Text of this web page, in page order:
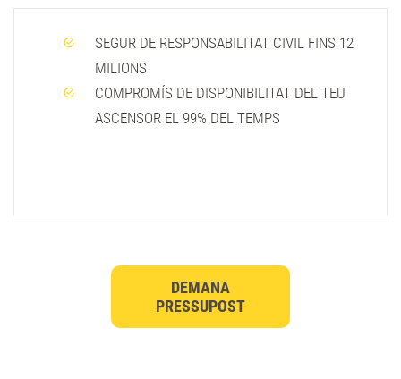
SEGUR DE RESPONSABILITAT CIVIL FINS 12
MILIONS
COMPROMÍS DE DISPONIBILITAT DEL TEU
ASCENSOR EL 99% DEL TEMPS
DEMANA
PRESSUPOST